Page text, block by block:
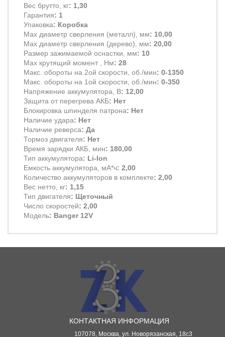
Вес брутто, кг: 1,30
Гарантия: 1
Упаковка: Коробка
Max диаметр сверления (металл), мм: 10,00
Max диаметр сверления (дерево), мм: 20,00
Размер зажимаемой оснастки, мм: 10
Max крутящий момент , Нм: 28
Макс. обороты на 2ой скорости, об./мин: 0-1350
Макс. обороты на 1ой скорости, об./мин: 0-350
Напряжение аккумулятора, В: 12,00
Защита от перегрева АКБ: Нет
Блокировка шпинделя патрона: Нет
Наличие удара: Нет
Наличие реверса: Да
Тормоз двигателя: Нет
Время зарядки АКБ, мин: 180,00
Тип аккумулятора: Li-Ion
Емкость аккумулятора, мА*ч: 2,00
Количество аккумуляторов в комплекте: 2,00
Вес нетто, кг: 1,15
Тип двигателя: Щеточный
Число скоростей: 2,00
Модель: Banger 12V
КОНТАКТНАЯ ИНФОРМАЦИЯ
107078, Москва, ул. Новорязанская, 18с3